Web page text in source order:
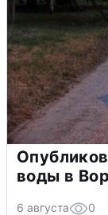
воды в
6 августа 0